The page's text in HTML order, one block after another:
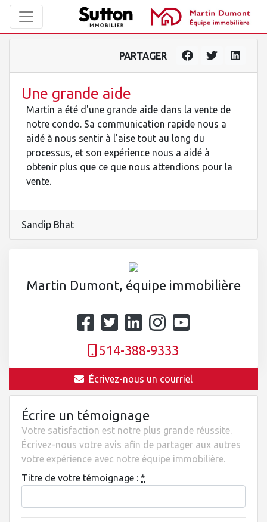
PARTAGER
Une grande aide
Martin a été d'une grande aide dans la vente de
notre condo. Sa communication rapide nous a
aidé à nous sentir à l'aise tout au long du
processus, et son expérience nous a aidé à
obtenir plus que ce que nous attendions pour la
vente.
Sandip Bhat
Martin Dumont, équipe immobilière
514-388-9333
Écrivez-nous un courriel
Écrire un témoignage
Votre satisfaction est notre plus grande réussite.
Écrivez-nous votre avis afin de partager aux autres
votre expérience avec notre équipe immobilière.
Titre de votre témoignage : *